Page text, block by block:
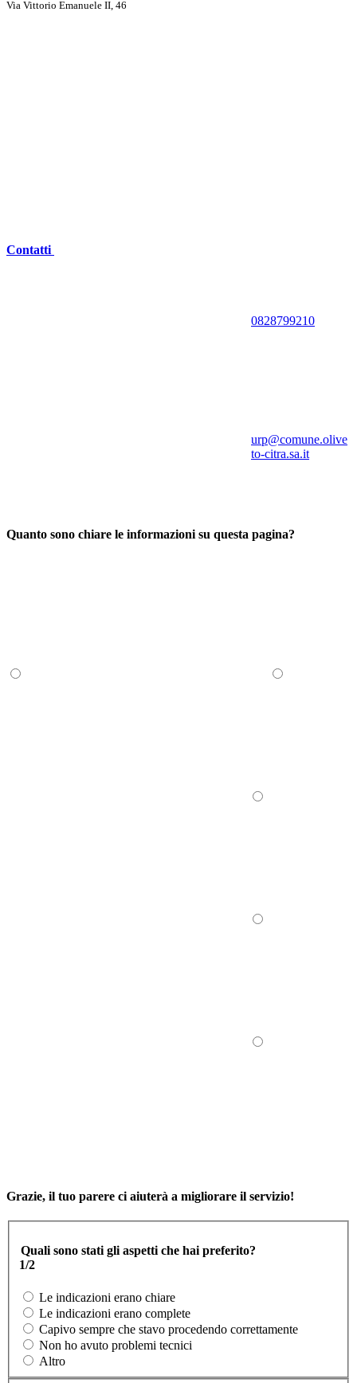
Via Vittorio Emanuele II, 46
Contatti
0828799210
urp@comune.olive
to-citra.sa.it
Quanto sono chiare le informazioni su questa pagina?
Grazie, il tuo parere ci aiuterà a migliorare il servizio!
Quali sono stati gli aspetti che hai preferito?
1/2
Le indicazioni erano chiare
Le indicazioni erano complete
Capivo sempre che stavo procedendo correttamente
Non ho avuto problemi tecnici
Altro